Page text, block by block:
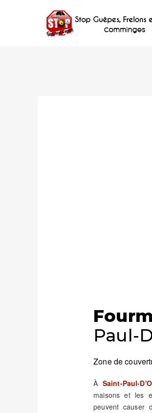
Paul-
Zone de
À Saint-Paul-
maisons et les
peuvent causer